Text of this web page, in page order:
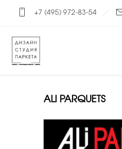
+7 (495) 972-83-54
ALI PARQUETS